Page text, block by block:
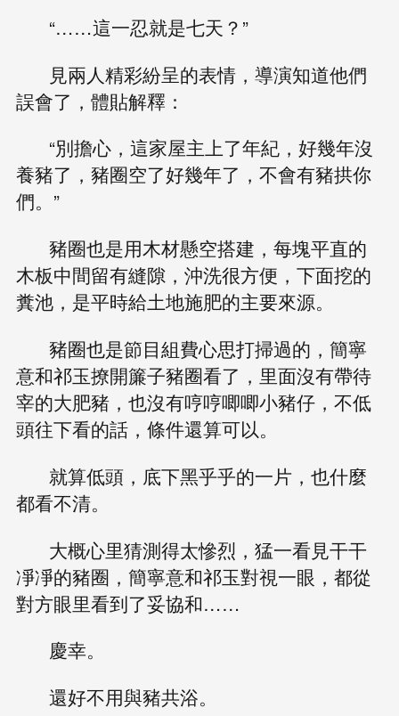
“……這一忍就是七天？”
見兩人精彩紛呈的表情，導演知道他們
誤會了，體貼解釋：
“別擔心，這家屋主上了年紀，好幾年沒
養豬了，豬圈空了好幾年了，不會有豬拱你
們。”
豬圈也是用木材懸空搭建，每塊平直的
木板中間留有縫隙，沖洗很方便，下面挖的
糞池，是平時給土地施肥的主要來源。
豬圈也是節目組費心思打掃過的，簡寧
意和祁玉撩開簾子豬圈看了，里面沒有帶待
宰的大肥豬，也沒有哼哼唧唧小豬仔，不低
頭往下看的話，條件還算可以。
就算低頭，底下黑乎乎的一片，也什麼
都看不清。
大概心里猜測得太慘烈，猛一看見干干
凈凈的豬圈，簡寧意和祁玉對視一眼，都從
對方眼里看到了妥協和……
慶幸。
還好不用與豬共浴。